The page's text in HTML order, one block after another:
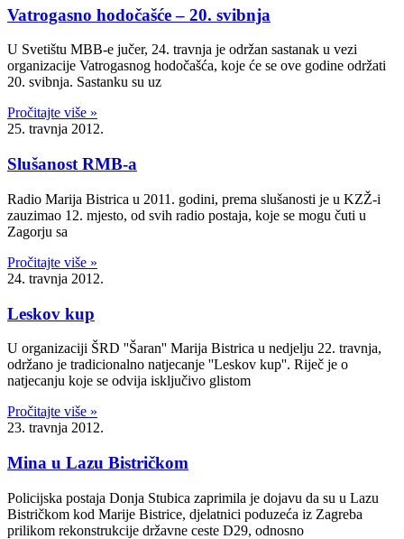
Vatrogasno hodočašće – 20. svibnja
U Svetištu MBB-e jučer, 24. travnja je održan sastanak u vezi
organizacije Vatrogasnog hodočašća, koje će se ove godine održati
20. svibnja. Sastanku su uz
Pročitajte više »
25. travnja 2012.
Slušanost RMB-a
Radio Marija Bistrica u 2011. godini, prema slušanosti je u KZŽ-i
zauzimao 12. mjesto, od svih radio postaja, koje se mogu čuti u
Zagorju sa
Pročitajte više »
24. travnja 2012.
Leskov kup
U organizaciji ŠRD ''Šaran'' Marija Bistrica u nedjelju 22. travnja,
održano je tradicionalno natjecanje ''Leskov kup''. Riječ je o
natjecanju koje se odvija isključivo glistom
Pročitajte više »
23. travnja 2012.
Mina u Lazu Bistričkom
Policijska postaja Donja Stubica zaprimila je dojavu da su u Lazu
Bistričkom kod Marije Bistrice, djelatnici poduzeća iz Zagreba
prilikom rekonstrukcije državne ceste D29, odnosno